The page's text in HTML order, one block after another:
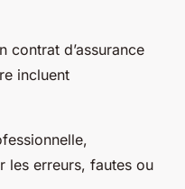
contrat d’assurance
incluent
les erreurs, fautes ou